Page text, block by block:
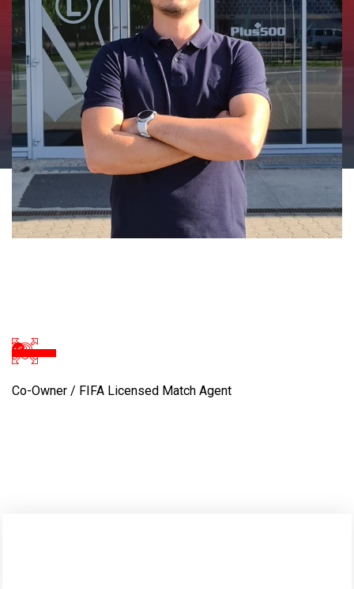
Co-Owner / FIFA Licensed Match Agent